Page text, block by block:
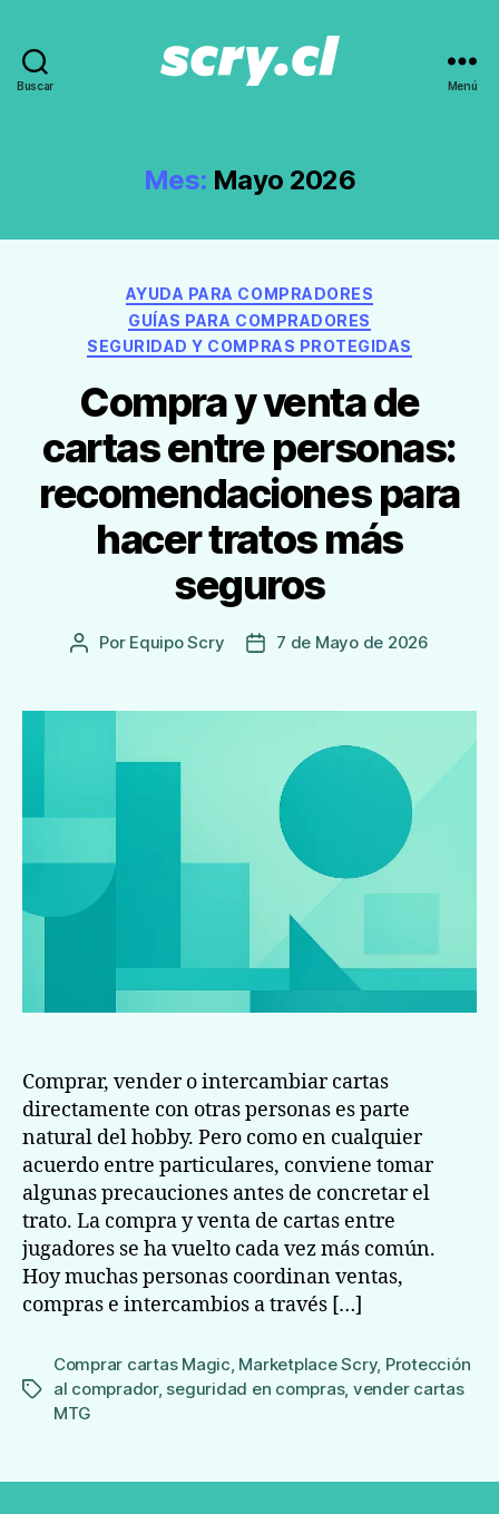
Buscar
recomendaciones
de
Menú
Mes: Mayo 2026
Categorías
AYUDA PARA COMPRADORES
GUÍAS PARA COMPRADORES
SEGURIDAD Y COMPRAS PROTEGIDAS
Compra y venta de
cartas entre personas:
recomendaciones para
hacer tratos más
seguros
Autor
Entrada
Por Equipo Scry
Fecha7 de Mayo de 2026
Comprar, vender o intercambiar cartas
directamente con otras personas es parte
natural del hobby. Pero como en cualquier
acuerdo entre particulares, conviene tomar
algunas precauciones antes de concretar el
trato. La compra y venta de cartas entre
jugadores se ha vuelto cada vez más común.
Hoy muchas personas coordinan ventas,
compras e intercambios a través […]
Etiquetas
Comprar cartas Magic, Marketplace Scry, Protección
al comprador, seguridad en compras, vender cartas
MTG